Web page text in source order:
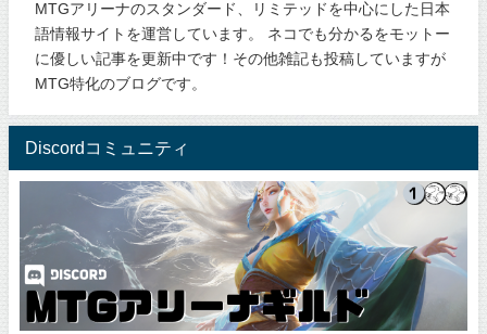
MTGアリーナのスタンダード、リミテッドを中心にした日本
語情報サイトを運営しています。 ネコでも分かるをモットー
に優しい記事を更新中です！その他雑記も投稿していますが
MTG特化のブログです。
Discordコミュニティ